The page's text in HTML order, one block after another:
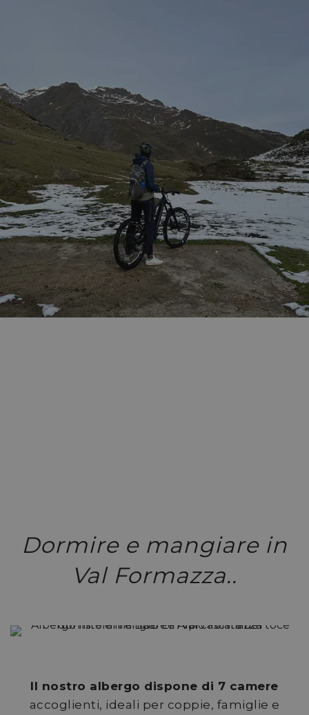
Albergo B&b
Dormire e mangiare in
Val Formazza..
Il nostro albergo dispone di 7 camere
accoglienti, ideali per coppie, famiglie e